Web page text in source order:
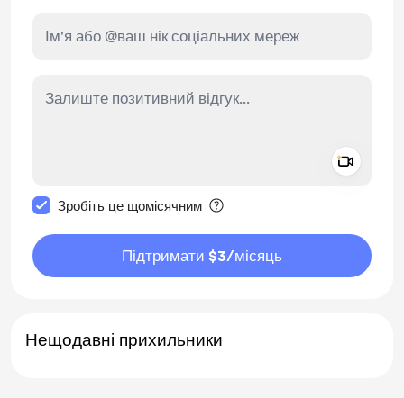
Зробіть це щомісячним
Підтримати $3/місяць
Нещодавні прихильники